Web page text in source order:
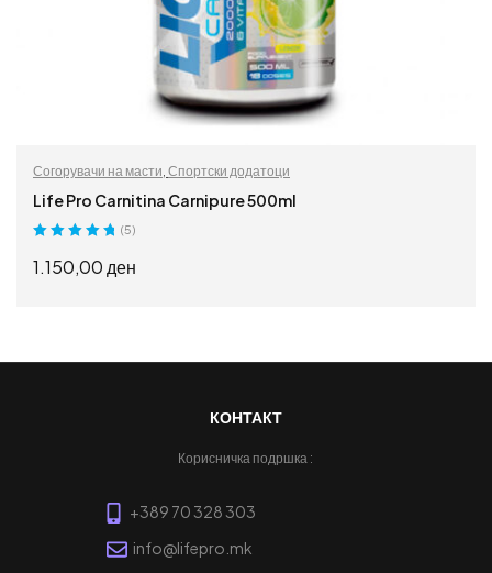
Согорувачи на масти Спортски додатоци
Life Pro Carnitina Carnipure 500ml
од 5
(5)
1.150,00ден
КОНТАКТ
Корисничка подршка :
+389 70 328 303
info@lifepro.mk